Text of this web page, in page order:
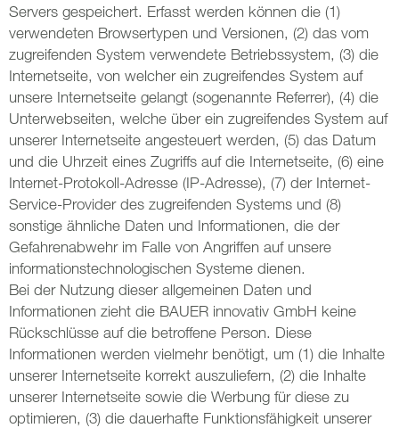
Servers gespeichert. Erfasst werden können die (1)
verwendeten Browsertypen und Versionen, (2) das vom
zugreifenden System verwendete Betriebssystem, (3) die
Internetseite, von welcher ein zugreifendes System auf
unsere Internetseite gelangt (sogenannte Referrer), (4) die
Unterwebseiten, welche über ein zugreifendes System auf
unserer Internetseite angesteuert werden, (5) das Datum
und die Uhrzeit eines Zugriffs auf die Internetseite, (6) eine
Internet-Protokoll-Adresse (IP-Adresse), (7) der Internet-
Service-Provider des zugreifenden Systems und (8)
sonstige ähnliche Daten und Informationen, die der
Gefahrenabwehr im Falle von Angriffen auf unsere
informationstechnologischen Systeme dienen.
Bei der Nutzung dieser allgemeinen Daten und
Informationen zieht die BAUER innovativ GmbH keine
Rückschlüsse auf die betroffene Person. Diese
Informationen werden vielmehr benötigt, um (1) die Inhalte
unserer Internetseite korrekt auszuliefern, (2) die Inhalte
unserer Internetseite sowie die Werbung für diese zu
optimieren, (3) die dauerhafte Funktionsfähigkeit unserer